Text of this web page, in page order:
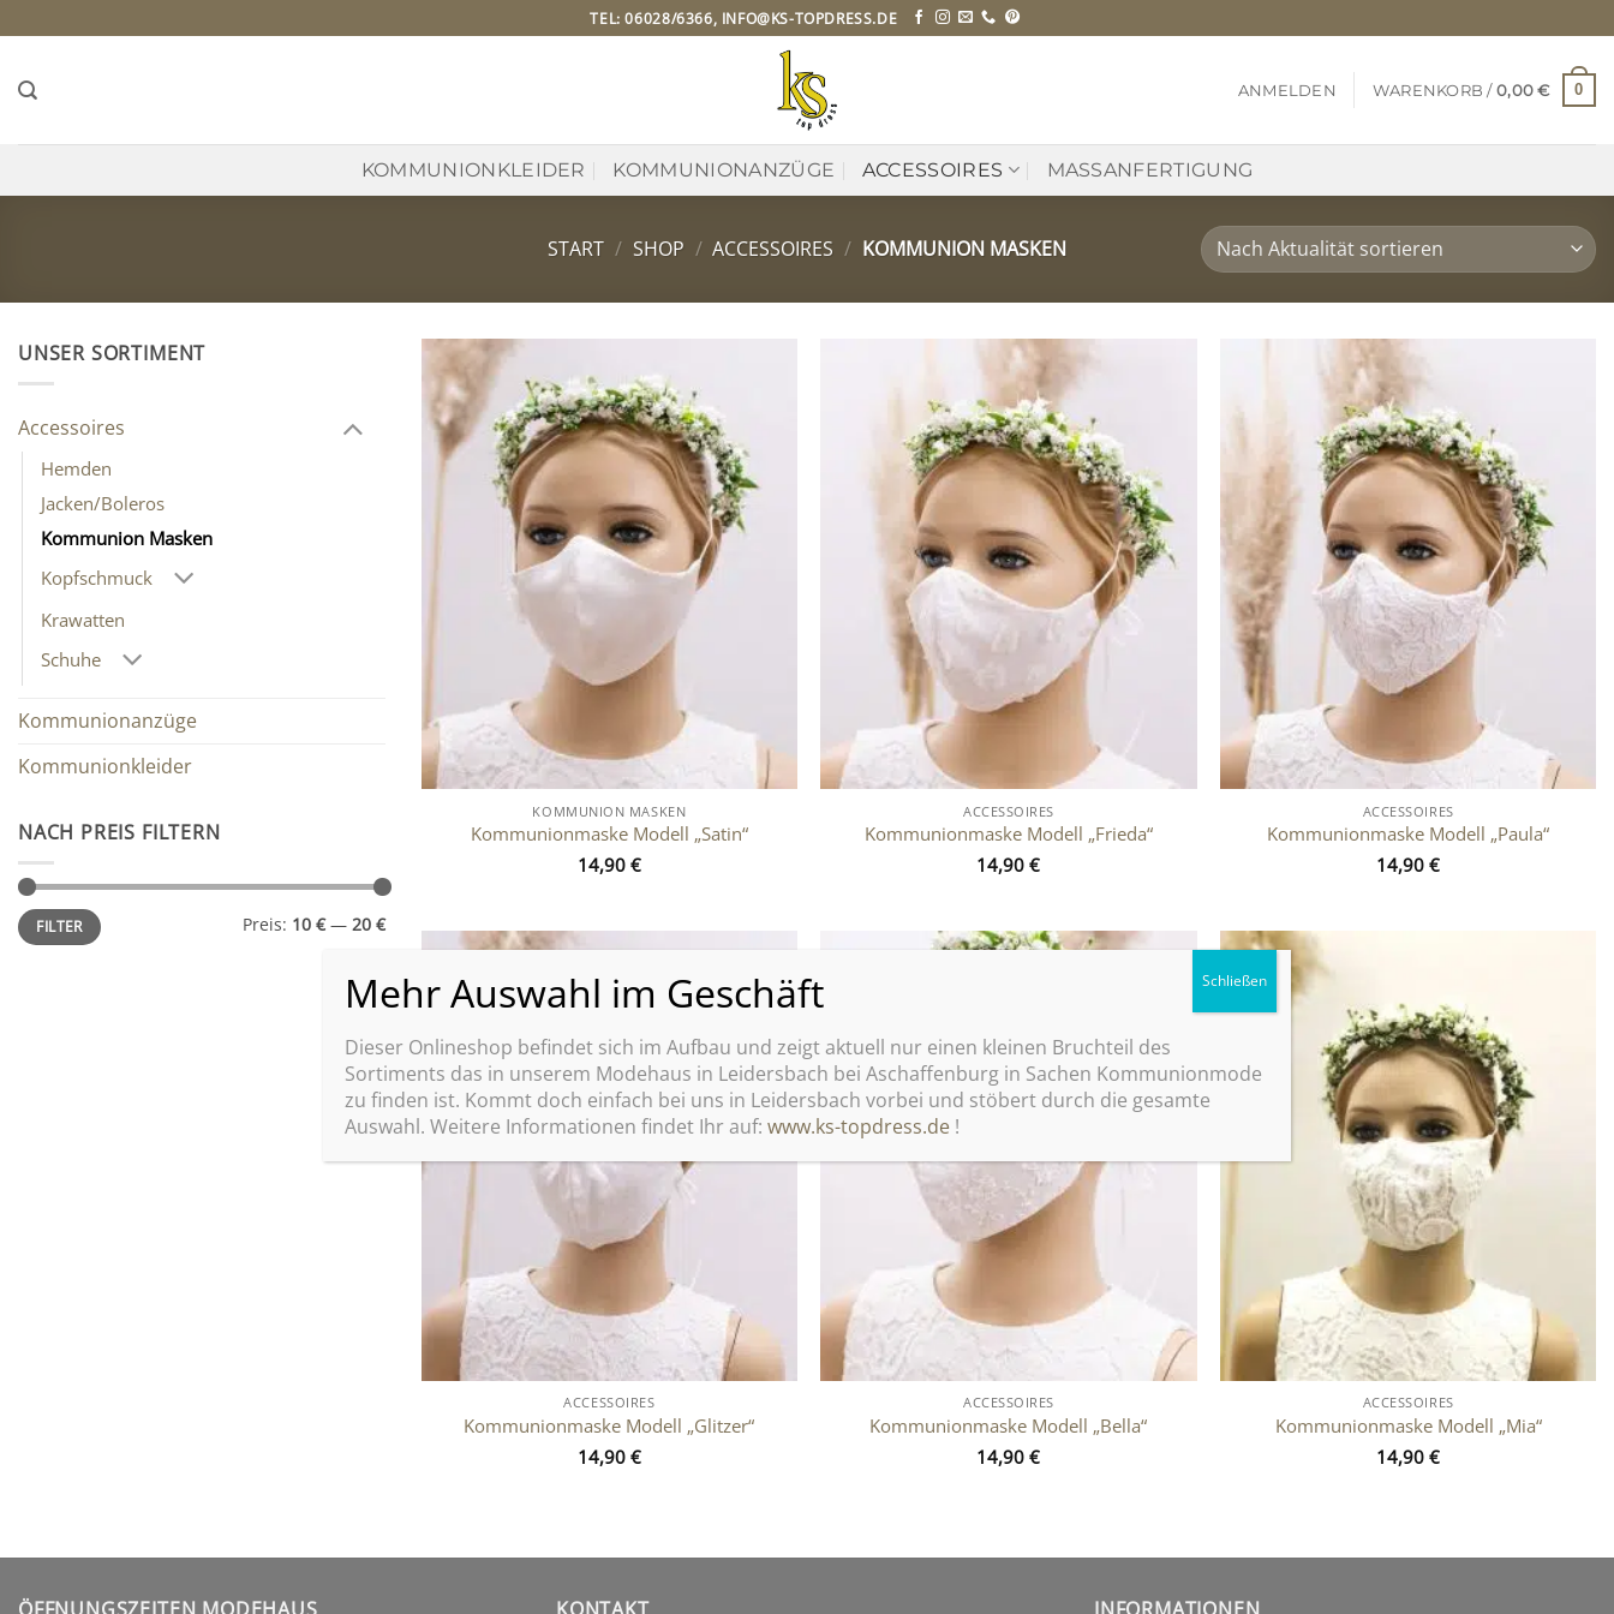
Inhalt
TEL: 06028/6366, INFO@KS-TOPDRESS.DE
ANMELDEN WARENKORB /0,00€ 0
KOMMUNIONKLEIDER KOMMUNIONANZÜGE ACCESSOIRES MASSANFERTIGUNG
START / SHOP / ACCESSOIRES / KOMMUNION MASKEN
UNSER SORTIMENT
Accessoires
Hemden
Jacken/Boleros
Kommunion Masken
Kopfschmuck
Krawatten
Schuhe
Kommunionanzüge
Kommunionkleider
NACH PREIS FILTERN
Min.
Preis
Max.
PreisFILTER Preis: 10 €— 20 €
Wunschliste
hinzufügen
KOMMUNION MASKEN
Kommunionmaske Modell „Satin“
14,90 €
hinzufügen
ACCESSOIRES
Kommunionmaske Modell „Frieda“
14,90€
ACCESSOIRES
Kommunionmaske Modell „Paula“
14,90€
Zu
ACCESSOIRES
Kommunionmaske Modell „Glitzer“
14,90 €
ACCESSOIRES
Kommunionmaske Modell „Bella“
14,90€
ACCESSOIRES
Kommunionmaske Modell „Mia“
14,90€
Dieser Onlineshop befindet sich im Aufbau und zeigt aktuell nur einen kleinen Bruchteil des
Sortiments das in unserem Modehaus in Leidersbach bei Aschaffenburg in Sachen Kommunionmode
zu finden ist. Kommt doch einfach bei uns in Leidersbach vorbei und stöbert durch die gesamte
Auswahl. Weitere Informationen findet Ihr auf: www.ks-topdress.de!